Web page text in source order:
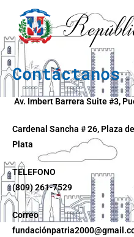
Contáctanos
Av. Imbert Barrera Suite #3,
Cardenal Sancha # 26, Plaza
Plata
TELEFONO
(809) 261-7529
Correo